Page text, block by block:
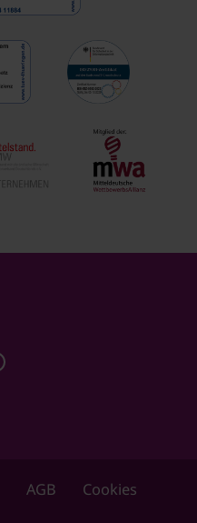
AGB Cookies